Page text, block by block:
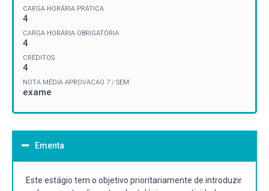
CARGA HORÁRIA PRÁTICA
4
CARGA HORÁRIA OBRIGATÓRIA
4
CRÉDITOS
4
NOTA MÉDIA APROVACAO 7 / SEM
exame
Ementa
Este estágio tem o objetivo prioritariamente de introduzir